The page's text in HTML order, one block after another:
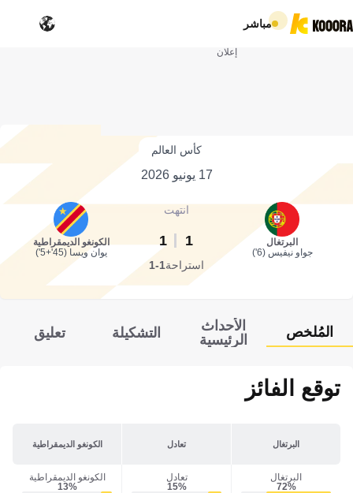
مباشر
إعلان
كأس العالم
17 يونيو 2026
البرتغال
جواو نيفيس (6')
انتهت
1
1
الكونغو الديمقراطية
يوان ويسا (45'+5')
استراحة1-1
المُلخص
الأحداث
الرئيسية
التشكيلة تعليق
توقع الفائز
البرتغال تعادل الكونغو الديمقراطية
البرتغال
72‎%‎
تعادل
15‎%‎
الكونغو الديمقراطية
13‎%‎